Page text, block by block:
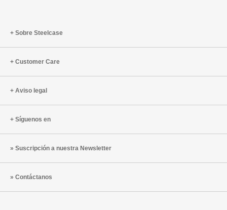
Sobre Steelcase
Customer Care
Aviso legal
Síguenos en
Suscripción a nuestra Newsletter
Contáctanos